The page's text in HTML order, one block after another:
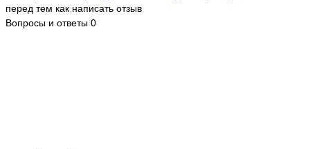
перед тем как написать отзыв
Вопросы и ответы 0